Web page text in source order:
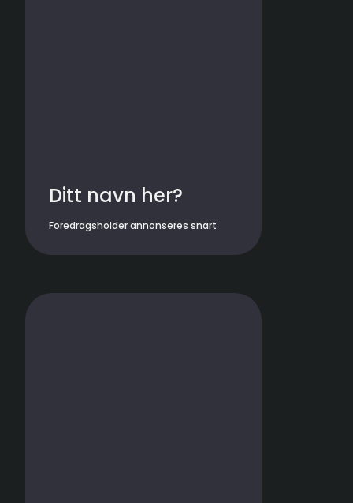
Ditt navn her?
Foredragsholder annonseres snart